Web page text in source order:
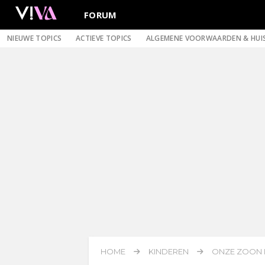
FORUM
NIEUWE TOPICS ACTIEVE TOPICS ALGEMENE VOORWAARDEN &
HOME KINDEREN ONZE ZOON